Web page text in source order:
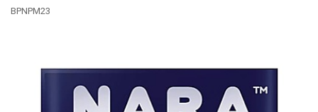
BPNPM23